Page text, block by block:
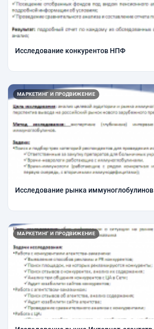
Исследование конкурентов НПФ
МАРКЕТИНГ И ПРОДВИЖЕНИЕ
Исследование рынка иммуноглобулинов
МАРКЕТИНГ И ПРОДВИЖЕНИЕ